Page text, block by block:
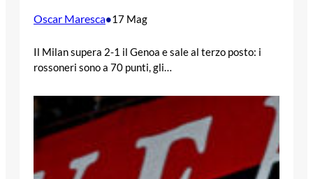
Oscar Maresca•17 Mag
Il Milan supera 2-1 il Genoa e sale al terzo posto: i
rossoneri sono a 70 punti, gli…